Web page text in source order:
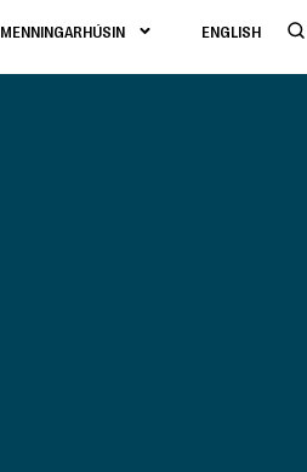
MENNINGARHÚSIN ENGLISH